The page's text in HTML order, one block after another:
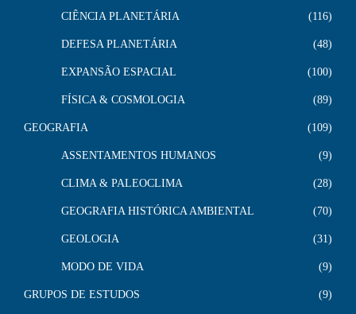
CIÊNCIA PLANETÁRIA 116
DEFESA PLANETÁRIA 48
EXPANSÃO ESPACIAL 100
FÍSICA & COSMOLOGIA 89
GEOGRAFIA 109
ASSENTAMENTOS HUMANOS 9
CLIMA & PALEOCLIMA 28
GEOGRAFIA HISTÓRICA AMBIENTAL 70
GEOLOGIA 31
MODO DE VIDA 9
GRUPOS DE ESTUDOS 9